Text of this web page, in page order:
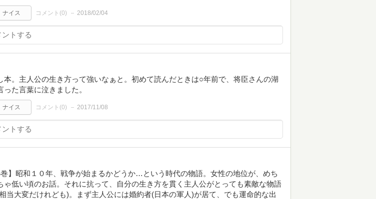
ナイス コメント(0) 2018/02/04
本。主人公の生き方って強いなぁと。初めて読んだときは○年前で、将臣さんの湖
った言葉に泣きました。
ナイス コメント(0) 2017/11/08
巻】昭和１０年、戦争が始まるかどうか…という時代の物語。女性の地位が、めち
ゃ低い頃のお話。それに抗って、自分の生き方を貫く主人公がとっても素敵な物語
当大変だけれども)。まず主人公には婚約者(日本の軍人)が居て、でも運命的な出